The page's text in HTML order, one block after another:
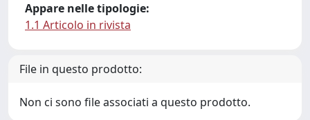
Appare nelle tipologie:
1.1 Articolo in rivista
File in questo prodotto:
Non ci sono file associati a questo prodotto.